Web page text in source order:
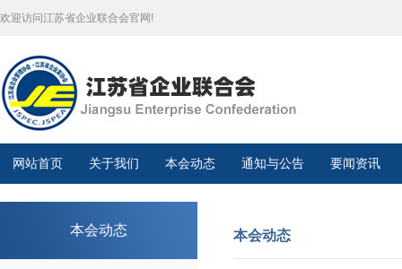
欢迎访问江苏省企业联合会官网!
网站首页 关于我们 本会动态 通知与公告 要闻资讯
本会动态 本会动态